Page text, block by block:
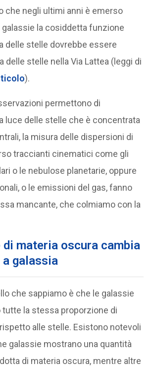
che negli ultimi anni è emerso
la cosiddetta funzione
delle stelle dovrebbe essere
delle stelle nella Via Lattea (leggi di
).
permettono di
luce delle stelle che è concentrata
la misura delle dispersioni di
traccianti cinematici come gli
o le nebulose planetarie, oppure
o le emissioni del gas, fanno
mancante, che colmiamo con la
materia oscura cambia
galassia
che sappiamo è che le galassie
tutte la stessa proporzione di
alle stelle. Esistono notevoli
galassie mostrano una quantità
di materia oscura, mentre altre